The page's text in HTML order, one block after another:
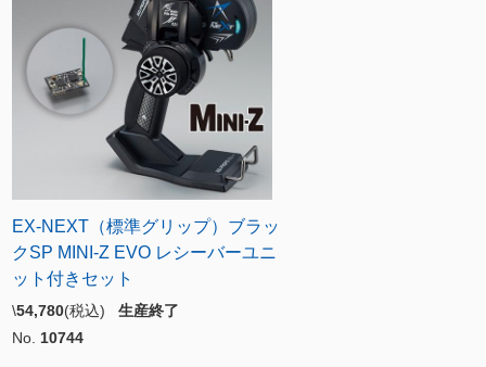
EX-NEXT（標準グリップ）ブラッ
クSP MINI-Z EVO レシーバーユニ
ット付きセット
\54,780(税込) 生産終了
No. 10744